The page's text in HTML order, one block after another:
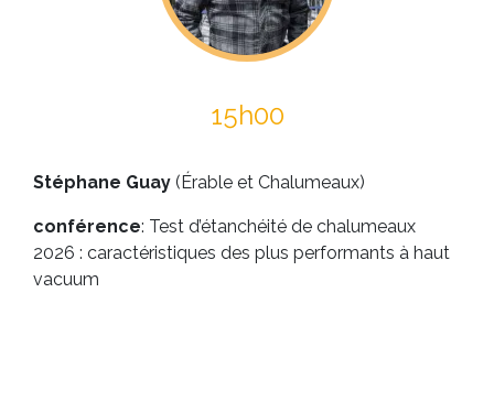
15h00
Stéphane Guay (Érable et Chalumeaux)
conférence: Test d’étanchéité de chalumeaux
2026 : caractéristiques des plus performants à haut
vacuum